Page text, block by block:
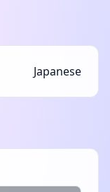
Japanese